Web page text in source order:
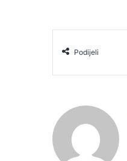
Podijeli